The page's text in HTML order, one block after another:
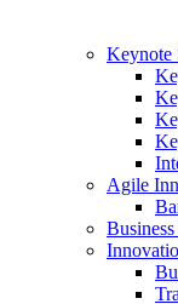
Keynote
Agile